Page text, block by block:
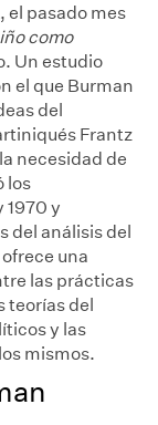
el pasado mes
como
Un estudio
el que Burman
del
Frantz
necesidad de
los
1970 y
del análisis del
una
las prácticas
teorías del
y las
mismos.